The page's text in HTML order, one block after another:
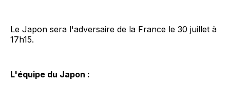
Le Japon sera l'adversaire de la France le 30 juillet à
17h15.
L'équipe du Japon :